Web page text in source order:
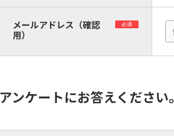
メールアドレス（確認
用）
必須
アンケートにお答えください。